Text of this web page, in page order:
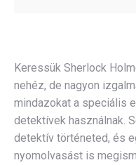
Keressük Sherlock
nehéz, de nagyon
mindazokat a speciális
detektívek használnak.
detektív történeted, és
nyomolvasást is